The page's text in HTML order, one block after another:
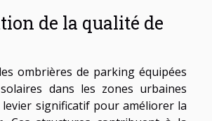
de la qualité de
ombrières de parking équipées
dans les zones urbaines
significatif pour améliorer la